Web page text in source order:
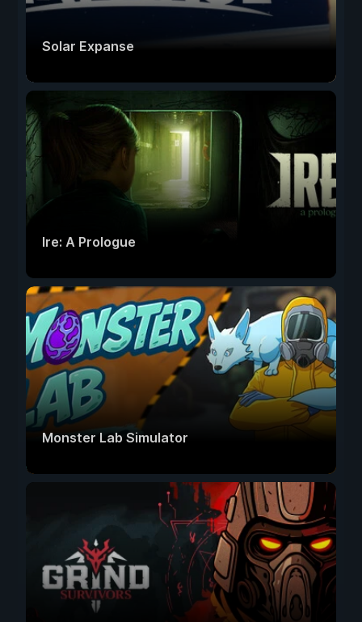
Solar Expanse
Ire: A Prologue
Monster Lab Simulator